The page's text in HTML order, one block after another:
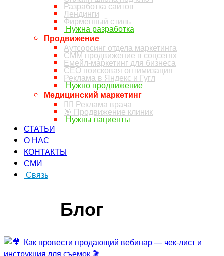
Разработка сайтов
Лендинги
Фирменный стиль
Нужна разработка
Продвижение
Аутсорсинг отдела маркетинга
СММ продвижение в соцсетях
Емейл-маркетинг для бизнеса
СЕО поисковая оптимизация
Реклама в Яндекс и Гугл
Нужно продвижение
Медицинский маркетинг
👨‍⚕️ Реклама врача
🎯 Продвижение клиник
Нужны пациенты
СТАТЬИ
О НАС
КОНТАКТЫ
СМИ
Связь
Блог